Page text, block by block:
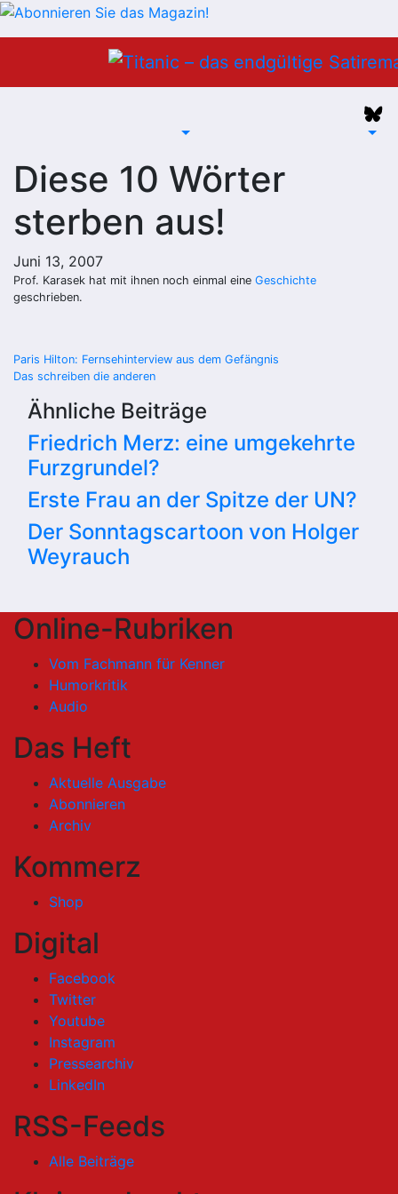
Diese 10 Wörter
sterben aus!
Juni 13, 2007
Prof. Karasek hat mit ihnen noch einmal eine Geschichte
geschrieben.
Beitragsnavigation
Paris Hilton: Fernsehinterview aus dem Gefängnis
Das schreiben die anderen
Ähnliche Beiträge
Friedrich Merz: eine umgekehrte
Furzgrundel?
Erste Frau an der Spitze der UN?
Der Sonntagscartoon von Holger
Weyrauch
Online-Rubriken
Vom Fachmann für Kenner
Humorkritik
Audio
Das Heft
Aktuelle Ausgabe
Abonnieren
Archiv
Kommerz
Shop
Digital
Facebook
Twitter
Youtube
Instagram
Pressearchiv
LinkedIn
RSS-Feeds
Alle Beiträge